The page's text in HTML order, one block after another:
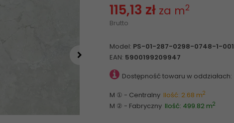
115,13 zł za m2
Brutto
Model: PS-01-287-0298-0748-1-001
EAN: 5900199209947
Dostępność towaru w oddziałach:
M ① - Centralny Ilość: 2.68 m2
M ② - Fabryczny Ilość: 499.82 m2